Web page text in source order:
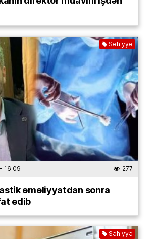
Səhiyyə
- 16:09 277
əməliyyatdan sonra
edib
Səhiyyə